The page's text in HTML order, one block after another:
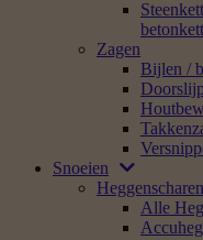
Zagen
Bijlen /
Snoeien
Heggenscharen
Alle